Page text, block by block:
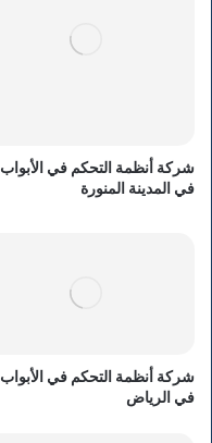
شركة أنظمة التحكم في الأبواب
في المدينة المنورة
شركة أنظمة التحكم في الأبواب
في الرياض